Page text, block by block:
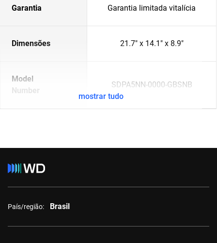
Garantia Garantia limitada vitalícia
Dimensões 21.7" x 14.1" x 8.9"
Model
Number
SDPA5NN-0000-GBSNB
mostrar tudo
País/região: Brasil